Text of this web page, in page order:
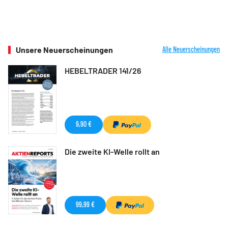
Unsere Neuerscheinungen Alle Neuerscheinungen
HEBELTRADER 141/26
9,90 €
Die zweite KI-Welle rollt an
99,99 €